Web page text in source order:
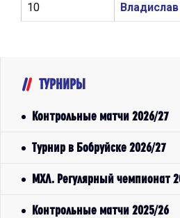
10
ТУРНИРЫ
Контрольные матчи 2026/27
Турнир в Бобруйске 2026/27
МХЛ. Регулярный чемпионат
Контрольные матчи 2025/26